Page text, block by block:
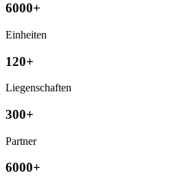
6000+
Einheiten
120+
Liegenschaften
300+
Partner
6000+